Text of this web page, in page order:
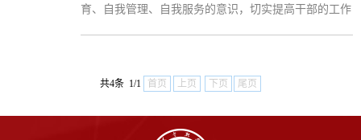
江学校收到445份，潮州市湘桥区古美小学收到82份，
育、自我管理、自我服务的意识，切实提高干部的工作
与投资学院黄镜秋副书记主讲。首先，黄副书记发表讲
和理解学生工作的问题。党团学给予我们仿真的工作环
境，给我们不断...
共4条 1/1 首页 上页 下页 尾页